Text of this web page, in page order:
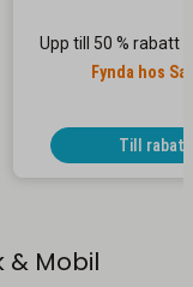
Upp till 50 % rabatt
Fynda hos
Till
& Mobil